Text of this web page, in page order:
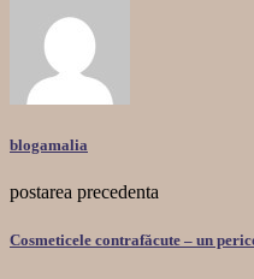
blogamalia
postarea precedenta
Cosmeticele contrafăcute – un